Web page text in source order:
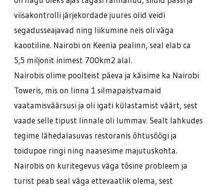
viisakontrolli järjekordade juures olid veidi
segadusseajavad ning liikumine neis oli väga
kaootiline. Nairobi on Keenia pealinn, seal elab ca
5,5 miljonit inimest 700km2 alal.
Nairobis olime poolteist päeva ja käisime ka Nairobi
Toweris, mis on linna 1 silmapaistvamaid
vaatamisväärsusi ja oli igati külastamist väärt, sest
vaade selle tipust linnale oli lummav. Sealt lahkudes
tegime lähedalasuvas restoranis õhtusöögi ja
toidupoe ringi ning naasesime majutuskohta.
Nairobis on kuritegevus väga tõsine probleem ja
turist peab seal väga ettevaatlik olema, sest